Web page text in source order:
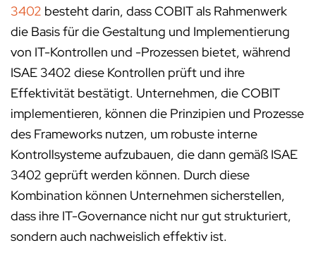
3402 besteht darin, dass COBIT als Rahmenwerk
die Basis für die Gestaltung und Implementierung
von IT-Kontrollen und -Prozessen bietet, während
ISAE 3402 diese Kontrollen prüft und ihre
Effektivität bestätigt. Unternehmen, die COBIT
implementieren, können die Prinzipien und Prozesse
des Frameworks nutzen, um robuste interne
Kontrollsysteme aufzubauen, die dann gemäß ISAE
3402 geprüft werden können. Durch diese
Kombination können Unternehmen sicherstellen,
dass ihre IT-Governance nicht nur gut strukturiert,
sondern auch nachweislich effektiv ist.